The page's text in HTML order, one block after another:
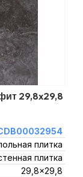
29,8x29,8
плитка
плитка
29,8x29,8